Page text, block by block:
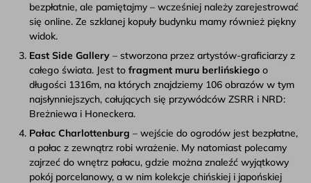
bezpłatnie, ale pamiętajmy – wcześniej należy zarejestrować
się online. Ze szklanej kopuły budynku mamy również piękny
widok.
East Side Gallery – stworzona przez artystów-graficiarzy z
całego świata. Jest to fragment muru berlińskiego o
długości 1316m, na których znajdziemy 106 obrazów w tym
najsłynniejszych, całujących się przywódców ZSRR i NRD:
Breżniewa i Honeckera.
Pałac Charlottenburg – wejście do ogrodów jest bezpłatne,
a pałac z zewnątrz robi wrażenie. My natomiast polecamy
zajrzeć do wnętrz pałacu, gdzie można znaleźć wyjątkowy
pokój porcelanowy, a w nim kolekcje chińskiej i japońskiej